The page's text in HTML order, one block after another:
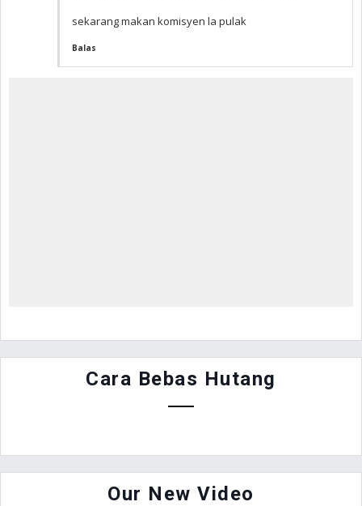
sekarang makan komisyen la pulak
Balas
Cara Bebas Hutang
Our New Video